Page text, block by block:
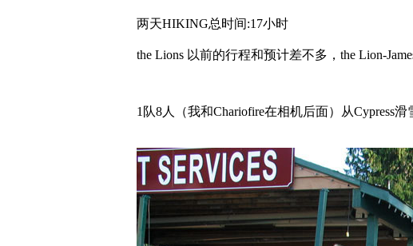
两天HIKING总时间:17小时
the Lions 以前的行程和预计差不多，the Lion-
1队8人（我和Chariofire在相机后面）从Cypress滑